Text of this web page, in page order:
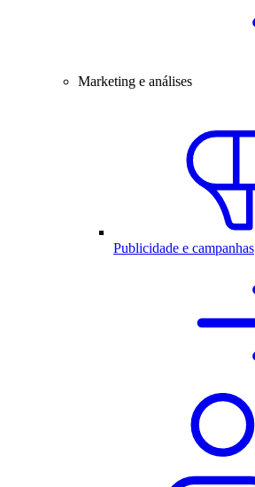
Marketing e análises
Publicidade e campanhas